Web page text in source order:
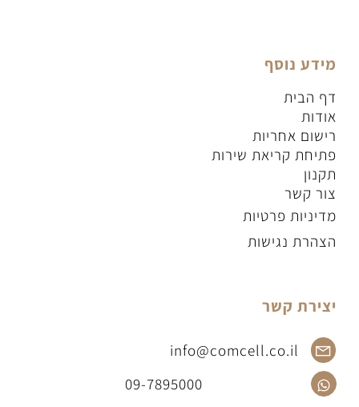
מידע נוסף
דף הבית
אודות
רישום אחריות
פתיחת קריאת שירות
תקנון
צור קשר
מדיניות פרטיות
הצהרת נגישות
יצירת קשר
info@comcell.co.il
09-7895000